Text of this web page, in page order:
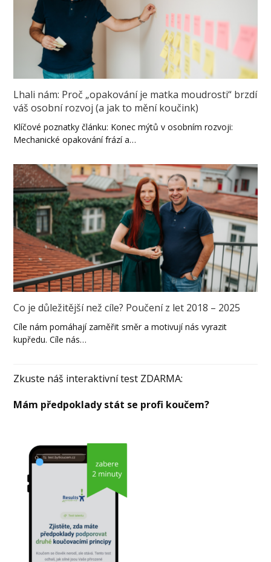
Lhali nám: Proč „opakování je matka moudrosti“ brzdí
váš osobní rozvoj (a jak to mění koučink)
Klíčové poznatky článku: Konec mýtů v osobním rozvoji:
Mechanické opakování frází a…
Co je důležitější než cíle? Poučení z let 2018 – 2025
Cíle nám pomáhají zaměřit směr a motivují nás vyrazit
kupředu. Cíle nás…
Zkuste náš interaktivní test ZDARMA:
Mám předpoklady stát se profi koučem?